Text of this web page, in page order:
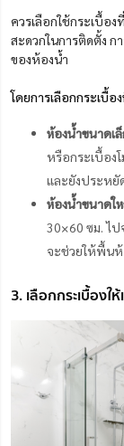
ควรเลือกใช้กระเบื้อ
สะดวกในการติดตั้ง ก
ของห้องน้ำ
โดยการเลือกกระเบื้
ห้องน้ำขนาดเ
หรือกระเบื้อง
และยังประหยั
ห้องน้ำขนาดใ
30×60 ซม. ไ
จะช่วยให้พื้นห้
3. เลือกกระเบื้องใ